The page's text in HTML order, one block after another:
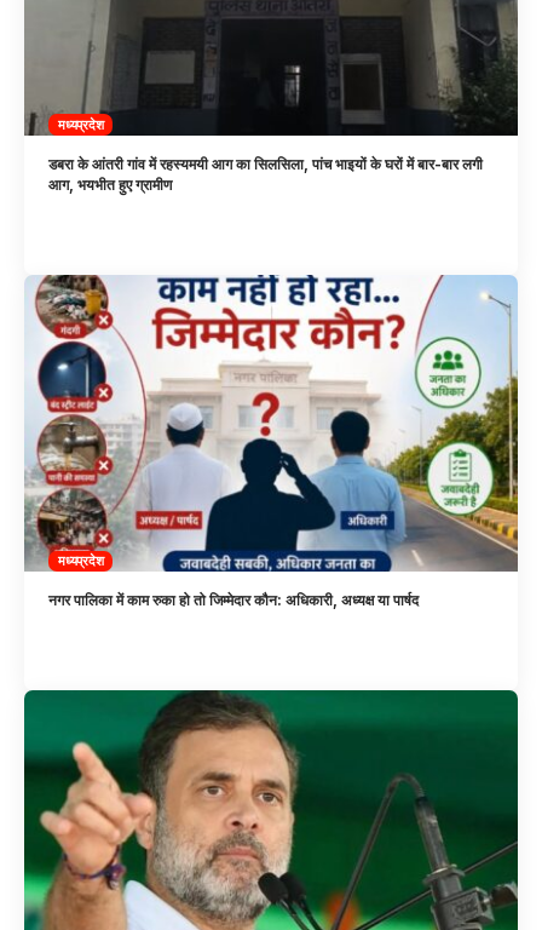
मध्यप्रदेश
डबरा के आंतरी गांव में रहस्यमयी आग का सिलसिला, पांच भाइयों के घरों में बार-बार लगी
आग, भयभीत हुए ग्रामीण
मध्यप्रदेश
नगर पालिका में काम रुका हो तो जिम्मेदार कौन: अधिकारी, अध्यक्ष या पार्षद